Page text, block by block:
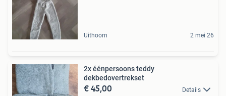
Uithoorn 2 mei 26
2x éénpersoons teddy
dekbedovertrekset
€ 45,00 Details